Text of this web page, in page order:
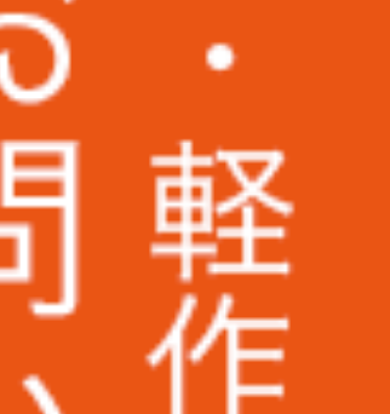
株式会社二木ゴルフ様
野村不動産パートナーズ株式会社様
株式会社KANKO
株式会社ケンコーエクスプレス様